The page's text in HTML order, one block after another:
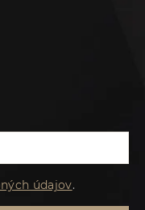
údajov.